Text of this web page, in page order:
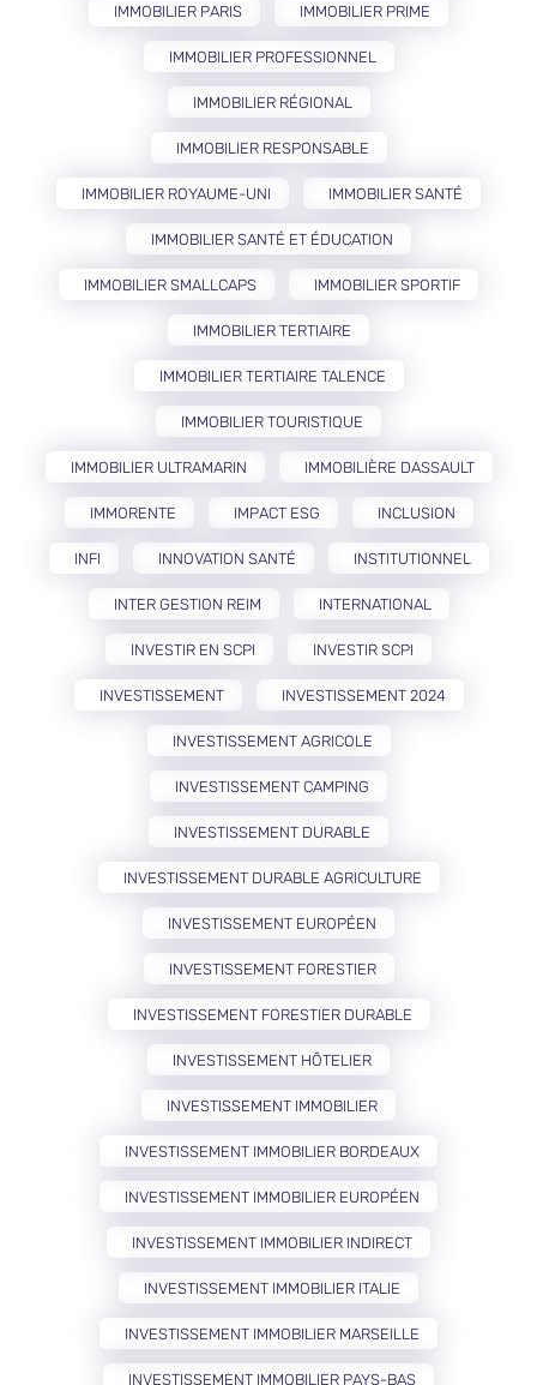
IMMOBILIER PARIS IMMOBILIER PRIME
IMMOBILIER PROFESSIONNEL
IMMOBILIER RÉGIONAL
IMMOBILIER RESPONSABLE
IMMOBILIER ROYAUME-UNI IMMOBILIER SANTÉ
IMMOBILIER SANTÉ ET ÉDUCATION
IMMOBILIER SMALLCAPS IMMOBILIER SPORTIF
IMMOBILIER TERTIAIRE
IMMOBILIER TERTIAIRE TALENCE
IMMOBILIER TOURISTIQUE
IMMOBILIER ULTRAMARIN IMMOBILIÈRE DASSAULT
IMMORENTE IMPACT ESG INCLUSION
INFI INNOVATION SANTÉ INSTITUTIONNEL
INTER GESTION REIM INTERNATIONAL
INVESTIR EN SCPI INVESTIR SCPI
INVESTISSEMENT INVESTISSEMENT 2024
INVESTISSEMENT AGRICOLE
INVESTISSEMENT CAMPING
INVESTISSEMENT DURABLE
INVESTISSEMENT DURABLE AGRICULTURE
INVESTISSEMENT EUROPÉEN
INVESTISSEMENT FORESTIER
INVESTISSEMENT FORESTIER DURABLE
INVESTISSEMENT HÔTELIER
INVESTISSEMENT IMMOBILIER
INVESTISSEMENT IMMOBILIER BORDEAUX
INVESTISSEMENT IMMOBILIER EUROPÉEN
INVESTISSEMENT IMMOBILIER INDIRECT
INVESTISSEMENT IMMOBILIER ITALIE
INVESTISSEMENT IMMOBILIER MARSEILLE
INVESTISSEMENT IMMOBILIER PAYS-BAS